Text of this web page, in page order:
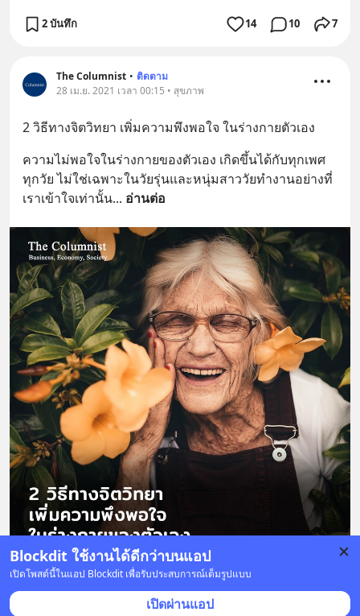
Blockdit ใช้งานได้ดีกว่าบนแอป
เปิดโพสต์นี้ในแอป Blockdit เพื่อรับประสบการณ์เต็มรูปแบบ
เปิดผ่านแอป
2 บันทึก 14 10 7
The Columnist • ติดตาม
28 เม.ย. 2021 เวลา 00:15 • สุขภาพ
2 วิธีทางจิตวิทยา เพิ่มความพึงพอใจ ในร่างกายตัวเอง
ความไม่พอใจในร่างกายของตัวเอง เกิดขึ้นได้กับทุกเพศ
ทุกวัย ไม่ใช่เฉพาะในวัยรุ่นและหนุ่มสาววัยทำงานอย่างที่
เราเข้าใจเท่านั้น... อ่านต่อ
4 บันทึก 3 1